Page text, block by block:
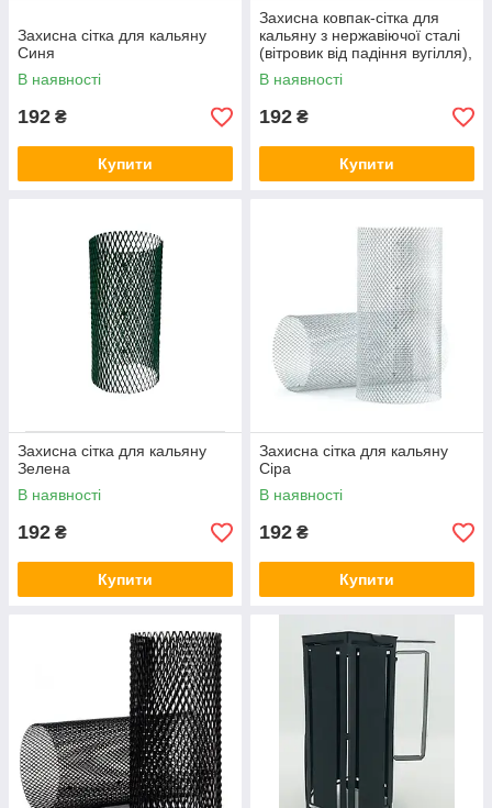
Захисна сітка для кальяну
Синя
В наявності
192 ₴
Купити
Захисна ковпак-сітка для
кальяну з нержавіючої сталі
(вітровик від падіння вугілля),
жовта
В наявності
192 ₴
Купити
Захисна сітка для кальяну
Зелена
В наявності
192 ₴
Купити
Захисна сітка для кальяну
Сіра
В наявності
192 ₴
Купити